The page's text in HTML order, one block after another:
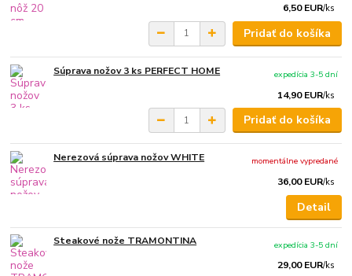
6,50 EUR/ks
Pridať do košíka
Súprava nožov 3 ks PERFECT HOME
14,90 EUR/ks
expedícia 3-5 dní
Pridať do košíka
Nerezová súprava nožov WHITE
36,00 EUR/ks
momentálne vypredané
Detail
Steakové nože TRAMONTINA
29,00 EUR/ks
expedícia 3-5 dní